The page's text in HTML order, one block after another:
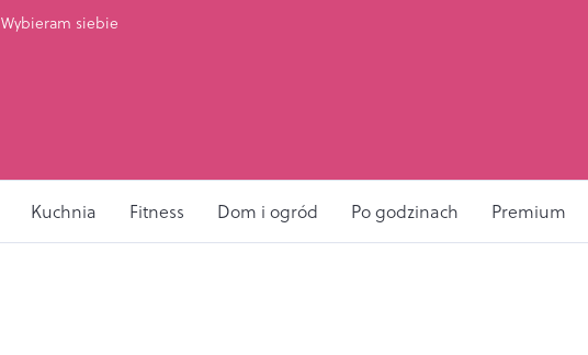
Wybieram siebie
Kuchnia Fitness Dom i ogród Po godzinach Premium